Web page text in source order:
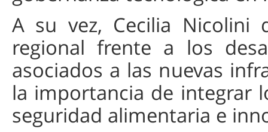
A su vez, Cecilia Nicolini
regional frente a los
asociados a las nuevas
la importancia de integrar
seguridad alimentaria e